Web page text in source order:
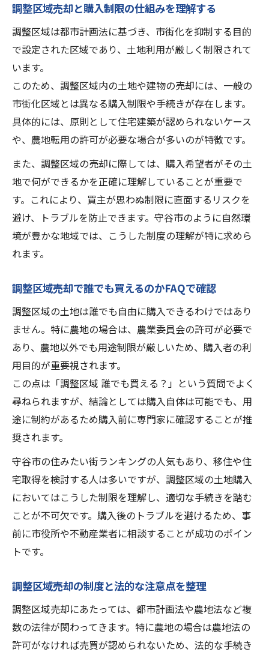
調整区域売却と購入制限の仕組みを理解する
調整区域は都市計画法に基づき、市街化を抑制する目的
で設定された区域であり、土地利用が厳しく制限されて
います。
このため、調整区域内の土地や建物の売却には、一般の
市街化区域とは異なる購入制限や手続きが存在します。
具体的には、原則として住宅建築が認められないケース
や、農地転用の許可が必要な場合が多いのが特徴です。
また、調整区域の売却に際しては、購入希望者がその土
地で何ができるかを正確に理解していることが重要で
す。これにより、買主が思わぬ制限に直面するリスクを
避け、トラブルを防止できます。守谷市のように自然環
境が豊かな地域では、こうした制度の理解が特に求めら
れます。
調整区域売却で誰でも買えるのかFAQで確認
調整区域の土地は誰でも自由に購入できるわけではあり
ません。特に農地の場合は、農業委員会の許可が必要で
あり、農地以外でも用途制限が厳しいため、購入者の利
用目的が重要視されます。
この点は「調整区域 誰でも買える？」という質問でよく
尋ねられますが、結論としては購入自体は可能でも、用
途に制約があるため購入前に専門家に確認することが推
奨されます。
守谷市の住みたい街ランキングの人気もあり、移住や住
宅取得を検討する人は多いですが、調整区域の土地購入
においてはこうした制限を理解し、適切な手続きを踏む
ことが不可欠です。購入後のトラブルを避けるため、事
前に市役所や不動産業者に相談することが成功のポイン
トです。
調整区域売却の制度と法的な注意点を整理
調整区域売却にあたっては、都市計画法や農地法など複
数の法律が関わってきます。特に農地の場合は農地法の
許可がなければ売買が認められないため、法的な手続き